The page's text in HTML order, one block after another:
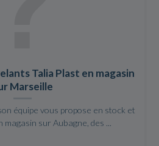
Talia Plast en magasin
Marseille
équipe vous propose en stock et
sur Aubagne, des ...